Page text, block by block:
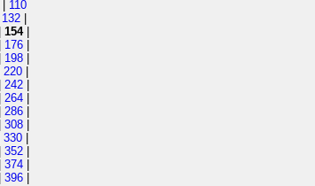
110
132
154|
176
198
220
242
264
286
308
330
352
374
396